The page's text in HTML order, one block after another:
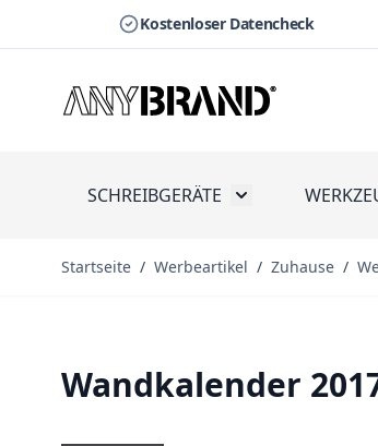
Kostenloser Datencheck
SCHREIBGERÄTE Toggle
Startseite / Werbeartikel / Zuhause /
Wandkalender